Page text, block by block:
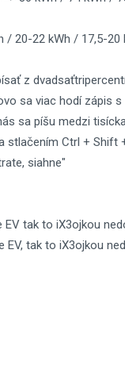
/ 20-22 kWh / 17,5-20
z
sa viac hodí zápis
sa píšu medzi
stlačením Ctrl + Shift
siahne"
tak to iX3ojkou
EV, tak to iX3ojkou